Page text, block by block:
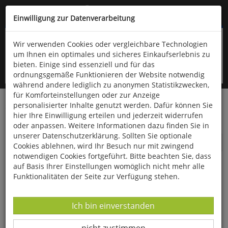
Kompletten Head der Seite überspringen
oder (06766) 9323-960
Startseite Bücher Downloads
Zeitschriften
SportPraxis
SportPraxis
Einwilligung zur Datenverarbeitung
Wir verwenden Cookies oder vergleichbare Technologien
um Ihnen ein optimales und sicheres Einkaufserlebnis zu
bieten. Einige sind essenziell und für das
ordnungsgemäße Funktionieren der Website notwendig
während andere lediglich zu anonymen Statistikzwecken,
für Komforteinstellungen oder zur Anzeige
personalisierter Inhalte genutzt werden. Dafür können Sie
hier Ihre Einwilligung erteilen und jederzeit widerrufen
oder anpassen. Weitere Informationen dazu finden Sie in
unserer Datenschutzerklärung. Sollten Sie optionale
Cookies ablehnen, wird Ihr Besuch nur mit zwingend
notwendigen Cookies fortgeführt. Bitte beachten Sie, dass
auf Basis Ihrer Einstellungen womöglich nicht mehr alle
Funktionalitäten der Seite zur Verfügung stehen.
Datenverarbeitung -
Ich bin einverstanden